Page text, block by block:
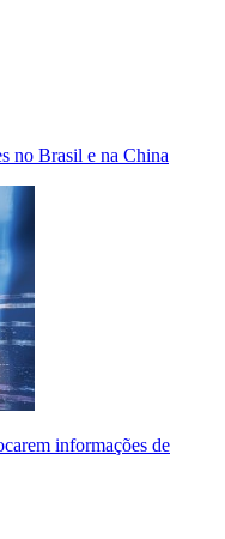
no Brasil e na China
informações de